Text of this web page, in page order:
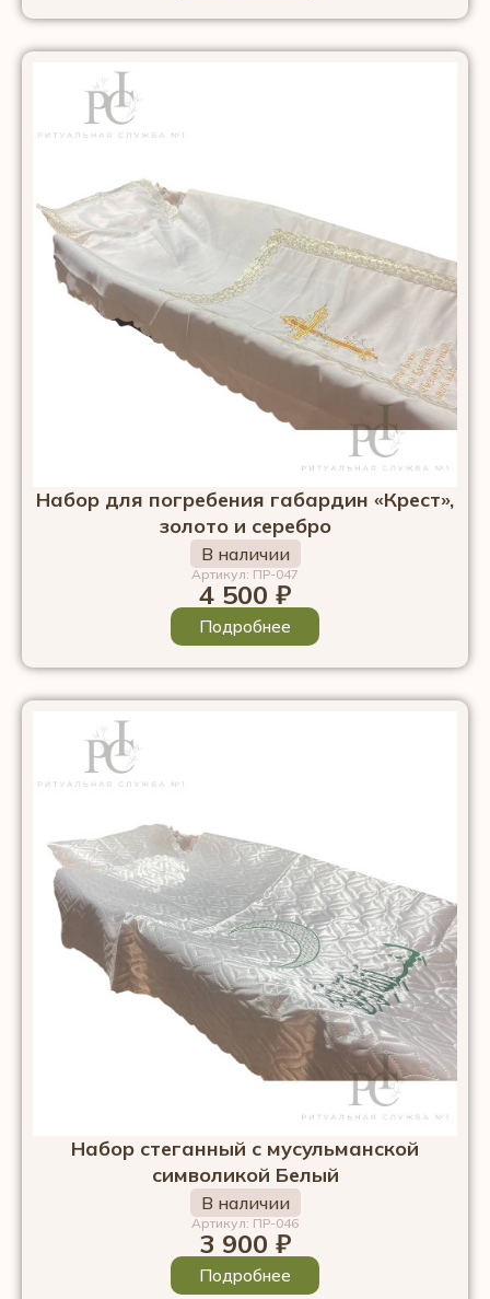
Набор для погребения габардин «Крест»,
золото и серебро
В наличии
Артикул: ПР-047
4 500 ₽
Подробнее
Набор стеганный с мусульманской
символикой Белый
В наличии
Артикул: ПР-046
3 900 ₽
Подробнее